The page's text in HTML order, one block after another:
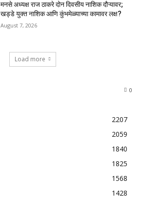
मनसे अध्यक्ष राज ठाकरे दोन दिवसीय नाशिक दौऱ्यावर;
खड्डे युक्त नाशिक आणि कुंभमेळ्याच्या कामावर लक्ष?
August 7, 2026
Load more
0
2207
2059
1840
1825
1568
1428